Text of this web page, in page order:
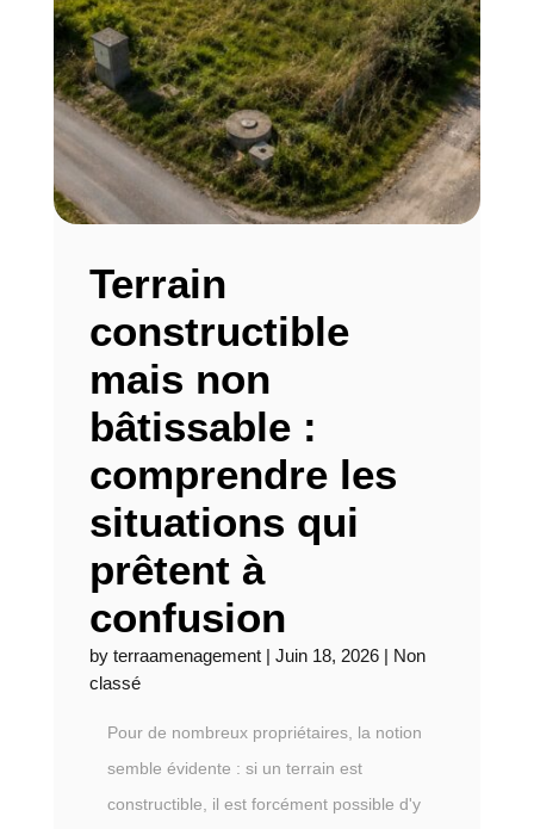
Terrain
constructible
mais non
bâtissable :
comprendre les
situations qui
prêtent à
confusion
by terraamenagement| Juin 18, 2026| Non
classé
Pour de nombreux propriétaires, la notion
semble évidente : si un terrain est
constructible, il est forcément possible d'y